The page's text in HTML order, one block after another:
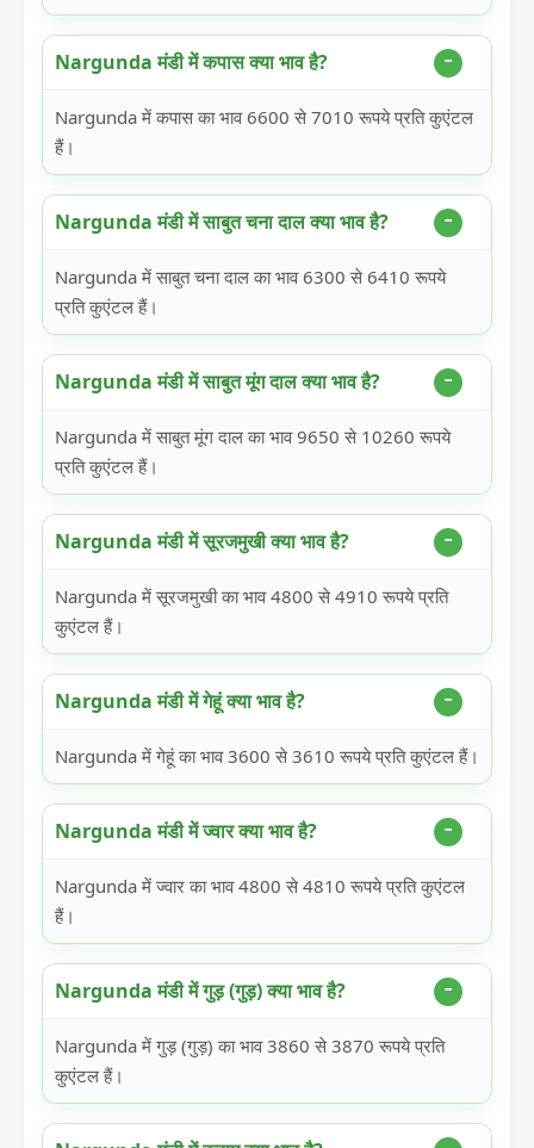
Nargunda मंडी में कपास क्या भाव है?
Nargunda में कपास का भाव 6600 से 7010 रूपये प्रति कुएंटल
हैं।
Nargunda मंडी में साबुत चना दाल क्या भाव है?
Nargunda में साबुत चना दाल का भाव 6300 से 6410 रूपये
प्रति कुएंटल हैं।
Nargunda मंडी में साबुत मूंग दाल क्या भाव है?
Nargunda में साबुत मूंग दाल का भाव 9650 से 10260 रूपये
प्रति कुएंटल हैं।
Nargunda मंडी में सूरजमुखी क्या भाव है?
Nargunda में सूरजमुखी का भाव 4800 से 4910 रूपये प्रति
कुएंटल हैं।
Nargunda मंडी में गेहूं क्या भाव है?
Nargunda में गेहूं का भाव 3600 से 3610 रूपये प्रति कुएंटल हैं।
Nargunda मंडी में ज्वार क्या भाव है?
Nargunda में ज्वार का भाव 4800 से 4810 रूपये प्रति कुएंटल
हैं।
Nargunda मंडी में गुड़ (गुड़) क्या भाव है?
Nargunda में गुड़ (गुड़) का भाव 3860 से 3870 रूपये प्रति
कुएंटल हैं।